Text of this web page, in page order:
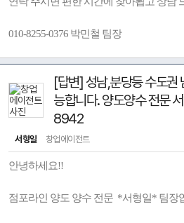
010-8255-0376 박민철 팀장
[답변] 성남,분당등 수도권
능합니다. 양도양수 전문
8942
서형일 창업에이전트
안녕하세요!!
점포라인 양도 양수 전문 *서형일* 팀장